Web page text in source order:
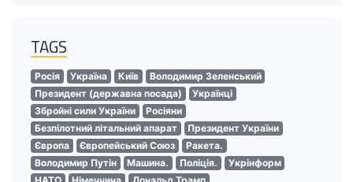
TAGS
Росія Україна Київ
Володимир Зеленський
Президент (державна посада)
Українці
Збройні сили України
Росіяни
Безпілотний літальний апарат
Президент України
Європа
Європейський Союз
Ракета.
Володимир Путін
Машина. Поліція.
Укрінформ